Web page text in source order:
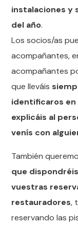
instalaciones y
del año.
Los socios/as
acompañantes,
acompañantes
que lleváis
identificaros en
explicáis al
venís con
También
que
vuestras
restauradores,
reservando las